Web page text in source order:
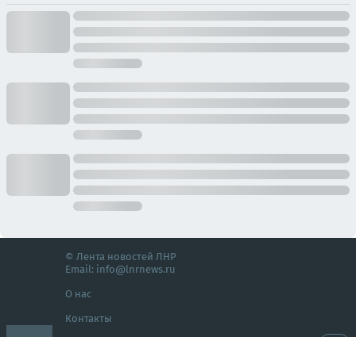
© Лента новостей ЛНР
Email: info@lnrnews.ru
О нас
Контакты